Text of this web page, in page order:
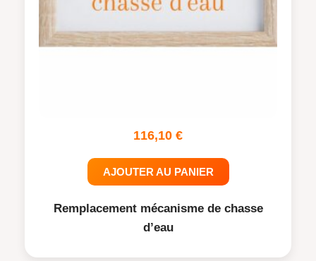
116,10 €
AJOUTER AU PANIER
Remplacement mécanisme de chasse
d’eau